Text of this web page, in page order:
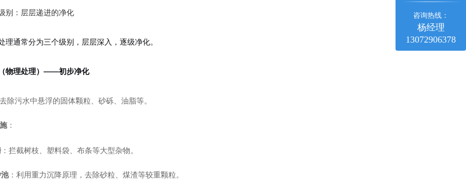
别：层层递进的净化
理通常分为三个级别，层层深入，逐级净化。
物理处理）——初步净化
去除污水中悬浮的固体颗粒、砂砾、油脂等。
：
：拦截树枝、塑料袋、布条等大型杂物。
：利用重力沉降原理，去除砂粒、煤渣等较重颗粒。
咨询热线：
杨经理
13072906378